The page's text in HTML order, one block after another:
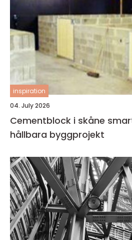
inspiration
04. July 2026
Cementblock i skåne smart grund för
hållbara byggprojekt